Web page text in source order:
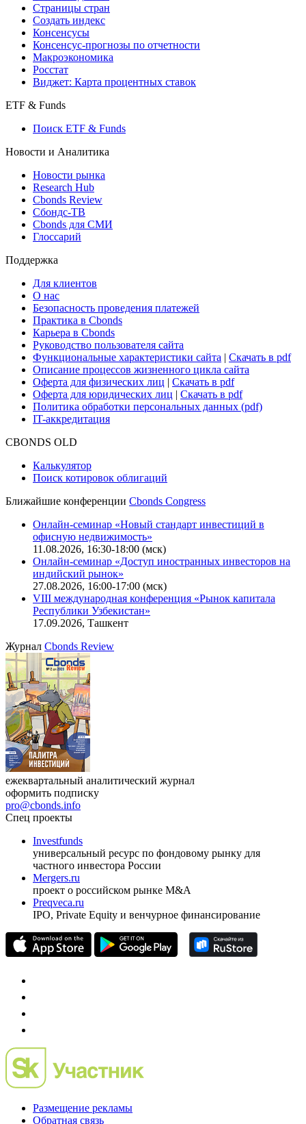
Страницы стран
Создать индекс
Консенсусы
Консенсус-прогнозы по отчетности
Макроэкономика
Росстат
Виджет: Карта процентных ставок
ETF & Funds
Поиск ETF & Funds
Новости и Аналитика
Новости рынка
Research Hub
Cbonds Review
Сбондс-ТВ
Cbonds для СМИ
Глоссарий
Поддержка
Для клиентов
О нас
Безопасность проведения платежей
Практика в Cbonds
Карьера в Cbonds
Руководство пользователя сайта
Функциональные характеристики сайта | Скачать в pdf
Описание процессов жизненного цикла сайта
Оферта для физических лиц | Скачать в pdf
Оферта для юридических лиц | Скачать в pdf
Политика обработки персональных данных (pdf)
IT-аккредитация
CBONDS OLD
Калькулятор
Поиск котировок облигаций
Ближайшие конференции Cbonds Congress
Онлайн-семинар «Новый стандарт инвестиций в
офисную недвижимость»
11.08.2026, 16:30-18:00 (мск)
Онлайн-семинар «Доступ иностранных инвесторов на
индийский рынок»
27.08.2026, 16:00-17:00 (мск)
VIII международная конференция «Рынок капитала
Республики Узбекистан»
17.09.2026, Ташкент
Журнал Cbonds Review
ежеквартальный аналитический журнал
оформить подписку
pro@cbonds.info
Спец проекты
Investfunds
универсальный ресурс по фондовому рынку для
частного инвестора России
Mergers.ru
проект о российском рынке M&A
Preqveca.ru
IPO, Private Equity и венчурное финансирование
Размещение рекламы
Обратная связь